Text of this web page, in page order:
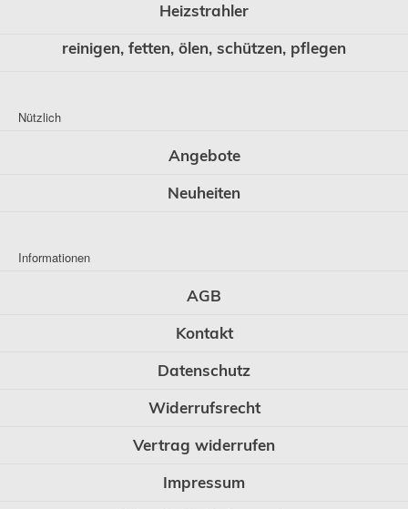
Heizstrahler
reinigen, fetten, ölen, schützen, pflegen
Nützlich
Angebote
Neuheiten
Informationen
AGB
Kontakt
Datenschutz
Widerrufsrecht
Vertrag widerrufen
Impressum